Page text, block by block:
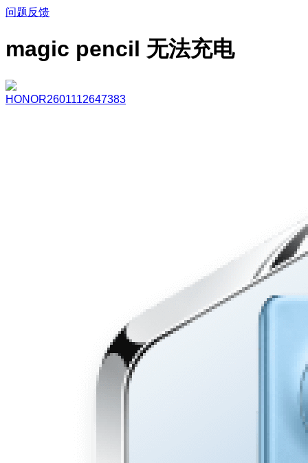
问题反馈
magic pencil 无法充电
HONOR2601112647383